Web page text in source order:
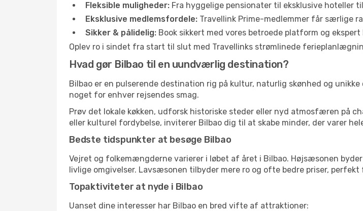
Fleksible muligheder: Fra hyggelige pensionater til eksklusive
Eksklusive medlemsfordele: Travellink Prime-medlemmer får særlige
Sikker & pålidelig: Book sikkert med vores betroede platform og ekspert
Oplev ro i sindet fra start til slut med Travellinks strømlinede
Hvad gør Bilbao til en uundværlig destination?
Bilbao er en pulserende destination rig på kultur, naturlig skønhed og
noget for enhver rejsendes smag.
Prøv det lokale køkken, udforsk historiske steder eller nyd atmosfæren på
eller kulturel fordybelse, inviterer Bilbao dig til at skabe minder, der varer
Bedste tidspunkter at besøge Bilbao
Vejret og folkemængderne varierer i løbet af året i Bilbao. Højsæsonen
livlige omgivelser. Lavsæsonen tilbyder mere ro og ofte bedre priser,
Topaktiviteter at nyde i Bilbao
Uanset dine interesser har Bilbao en bred vifte af attraktioner: